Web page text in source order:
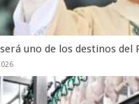
uno de los destinos del